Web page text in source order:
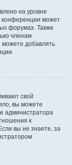
на уровне
конференции может
форумах. Также
членам
можете добавлять
свой
вы можете
администратора
к
вы не знаете, за